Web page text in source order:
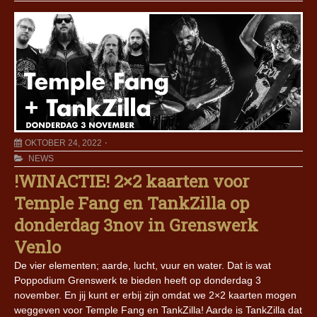
OKTOBER 24, 2022
NEWS
!WINACTIE! 2×2 kaarten voor
Temple Fang en TankZilla op
donderdag 3nov in Grenswerk
Venlo
De vier elementen; aarde, lucht, vuur en water. Dat is wat
Poppodium Grenswerk te bieden heeft op donderdag 3
november. En jij kunt er erbij zijn omdat we 2×2 kaarten mogen
weggeven voor Temple Fang en TankZilla! Aarde is TankZilla dat